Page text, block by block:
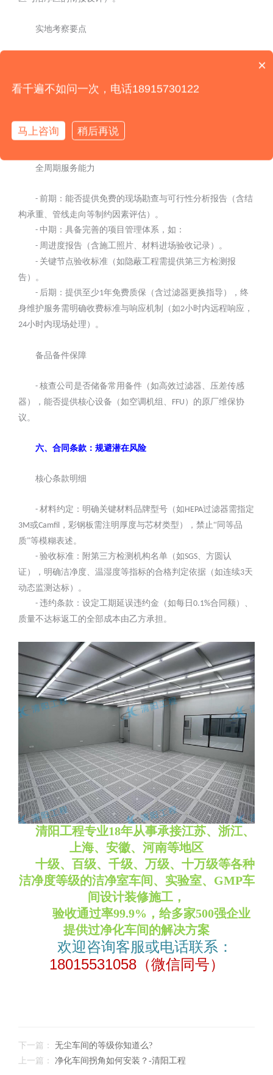
实地考察要点
-业主访谈重点：询问“是否因设计缺陷导致二次改造”“售
五、服务体系：从项目交付到终身运维
全周期服务能力
- 前期：能否提供免费的现场勘查与可行性分析报告（含结
构承重、管线走向等制约因素评估）。
- 中期：具备完善的项目管理体系，如：
- 周进度报告（含施工照片、材料进场验收记录）。
- 关键节点验收标准（如隐蔽工程需提供第三方检测报
告）。
- 后期：提供至少1年免费质保（含过滤器更换指导），终
身维护服务需明确收费标准与响应机制（如2小时内远程响应，
24小时内现场处理）。
备品备件保障
- 核查公司是否储备常用备件（如高效过滤器、压差传感
器），能否提供核心设备（如空调机组、 FFU ）的原厂维保协
议。
六、合同条款：规避潜在风险
核心条款明细
- 材料约定：明确关键材料品牌型号（如HEPA过滤器需指定
3M或Camfil ，彩钢板需注明厚度与芯材类型），禁止“同等品
质”等模糊表述。
- 验收标准：附第三方检测机构名单（如SGS 、方圆认
证），明确洁净度、温湿度等指标的合格判定依据（如连续3天
动态监测达标）。
- 违约条款：设定工期延误违约金（如每日 0.1%合同额）、
质量不达标返工的全部成本由乙方承担。
清阳工程专业18年从事承接江苏、浙江、
上海、安徽、河南等地区
十级、百级、千级、万级、十万级等各种
洁净度等级的洁净室车间 、 实验室、GMP车
间设计装修施工，
验收通过率99.9%， 给多家500强企业
提供过净化车间的解决方案
欢迎咨询客服或电话联系：
18015531058（微信同号）
下一篇： 无尘车间的等级你知道么?
上一篇： 净化车间拐角如何安装？-清阳工程
×
看千遍不如问一次，电话18915730122
马上咨询 稍后再说